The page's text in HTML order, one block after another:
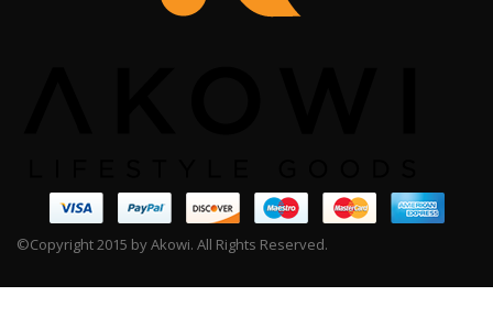
©Copyright 2015 by Akowi. All Rights Reserved.